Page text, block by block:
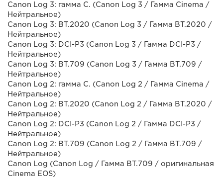
Canon Log 3: гамма C. (Canon Log 3 / Гамма Cinema /
Нейтральное)
Canon Log 3: BT.2020 (Canon Log 3 / Гамма BT.2020 /
Нейтральное)
Canon Log 3: DCI-P3 (Canon Log 3 / Гамма DCI-P3 /
Нейтральное)
Canon Log 3: BT.709 (Canon Log 3 / Гамма BT.709 /
Нейтральное)
Canon Log 2: гамма C. (Canon Log 2 / Гамма Cinema /
Нейтральное)
Canon Log 2: BT.2020 (Canon Log 2 / Гамма BT.2020 /
Нейтральное)
Canon Log 2: DCI-P3 (Canon Log 2 / Гамма DCI-P3 /
Нейтральное)
Canon Log 2: BT.709 (Canon Log 2 / Гамма BT.709 /
Нейтральное)
Canon Log (Canon Log / Гамма BT.709 / оригинальная
Cinema EOS)